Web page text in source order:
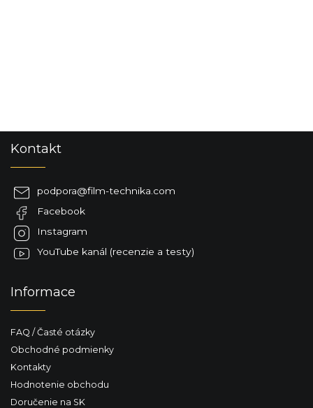
Kontakt
podpora@film-technika.com
Facebook
Instagram
YouTube kanál (recenzie a testy)
Informace
FAQ / Časté otázky
Obchodné podmienky
Kontakty
Hodnotenie obchodu
Doručenie na SK